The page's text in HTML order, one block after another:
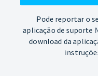
Pode reportar o
aplicação de suporte
download da